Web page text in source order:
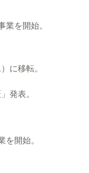
を開始。
に移転。
発表。
開始。